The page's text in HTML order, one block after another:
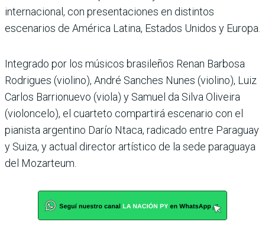
internacional, con presentaciones en distintos
escenarios de América Latina, Estados Unidos y Europa.
Integrado por los músicos brasileños Renan Barbosa
Rodrigues (violino), André Sanches Nunes (violino), Luiz
Carlos Barrionuevo (viola) y Samuel da Silva Oliveira
(violoncelo), el cuarteto compartirá escenario con el
pianista argentino Darío Ntaca, radicado entre Paraguay
y Suiza, y actual director artístico de la sede paraguaya
del Mozarteum.